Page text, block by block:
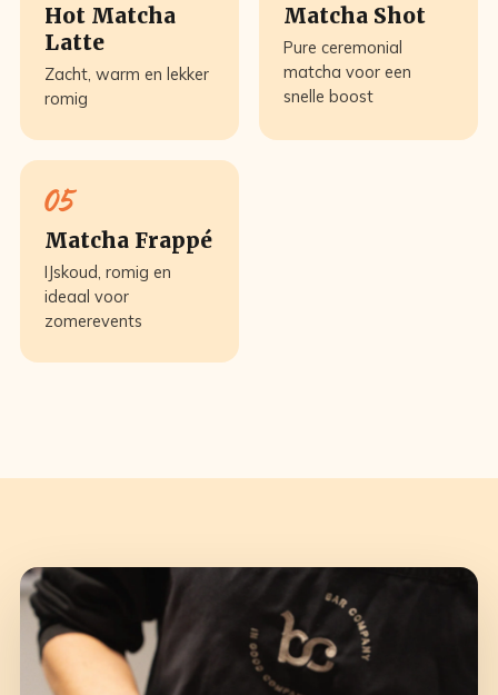
Hot Matcha
Latte
Zacht, warm en lekker
romig
Matcha Shot
Pure ceremonial
matcha voor een
snelle boost
05
Matcha Frappé
IJskoud, romig en
ideaal voor
zomerevents